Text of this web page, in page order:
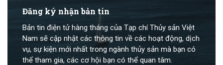
Đăng ký nhận bản tin
Bản tin điện tử hàng tháng của Tạp chí Thủy sản Việt
Nam sẽ cập nhật các thông tin về các hoạt động, dịch
vụ, sự kiện mới nhất trong ngành thủy sản mà bạn có
thể tham gia, các cơ hội bạn có thể quan tâm.